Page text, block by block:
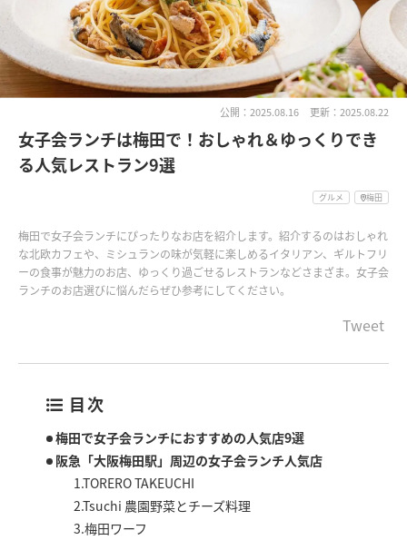
公開：2025.08.16 更新：2025.08.22
女子会ランチは梅田で！おしゃれ＆ゆっくりでき
る人気レストラン9選
グルメ 梅田
梅田で女子会ランチにぴったりなお店を紹介します。紹介するのはおしゃれ
な北欧カフェや、ミシュランの味が気軽に楽しめるイタリアン、ギルトフリ
ーの食事が魅力のお店、ゆっくり過ごせるレストランなどさまざま。女子会
ランチのお店選びに悩んだらぜひ参考にしてください。
Tweet
目次
梅田で女子会ランチにおすすめの人気店9選
阪急「大阪梅田駅」周辺の女子会ランチ人気店
1.TORERO TAKEUCHI
2.Tsuchi 農園野菜とチーズ料理
3.梅田ワーフ